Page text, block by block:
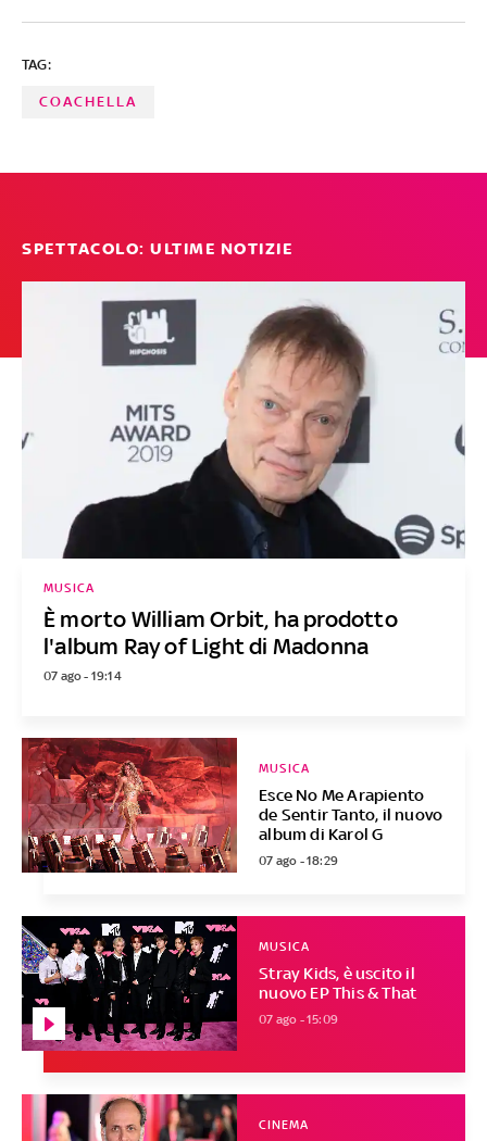
TAG:
COACHELLA
SPETTACOLO: ULTIME NOTIZIE
È morto William Orbit, ha prodotto
l'album Ray of Light di Madonna
MUSICA
07 ago - 19:14
Esce No Me Arapiento
de Sentir Tanto, il nuovo
album di Karol G
MUSICA
07 ago - 18:29
Stray Kids, è uscito il
nuovo EP This & That
MUSICA
07 ago - 15:09
CINEMA